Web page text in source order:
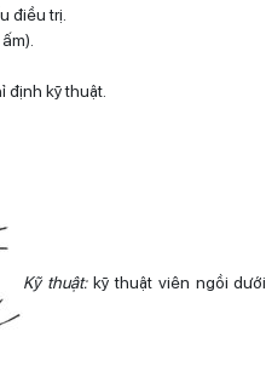
điều trị.
định kỹ thuật.
Kỹ thuật:kỹ thuật viên ngồi